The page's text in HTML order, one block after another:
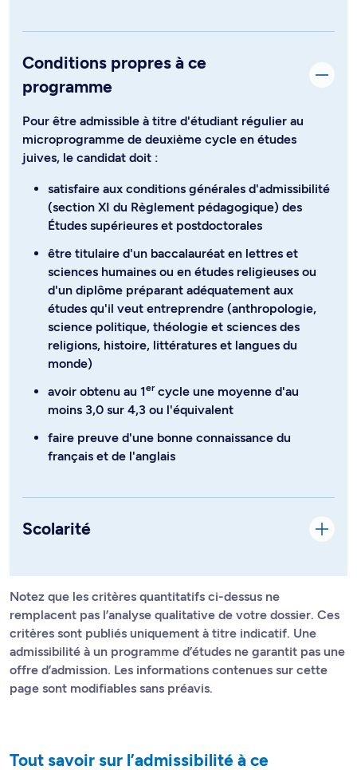
Conditions propres à ce
programme
Pour être admissible à titre d'étudiant régulier au
microprogramme de deuxième cycle en études
juives, le candidat doit :
satisfaire aux conditions générales d'admissibilité
(section XI du Règlement pédagogique) des
Études supérieures et postdoctorales
être titulaire d'un baccalauréat en lettres et
sciences humaines ou en études religieuses ou
d'un diplôme préparant adéquatement aux
études qu'il veut entreprendre (anthropologie,
science politique, théologie et sciences des
religions, histoire, littératures et langues du
monde)
avoir obtenu au 1ercycle une moyenne d'au
moins 3,0 sur 4,3 ou l'équivalent
faire preuve d'une bonne connaissance du
français et de l'anglais
Scolarité
Notez que les critères quantitatifs ci-dessus ne
remplacent pas l’analyse qualitative de votre dossier. Ces
critères sont publiés uniquement à titre indicatif. Une
admissibilité à un programme d’études ne garantit pas une
offre d’admission. Les informations contenues sur cette
page sont modifiables sans préavis.
Tout savoir sur l’admissibilité à ce